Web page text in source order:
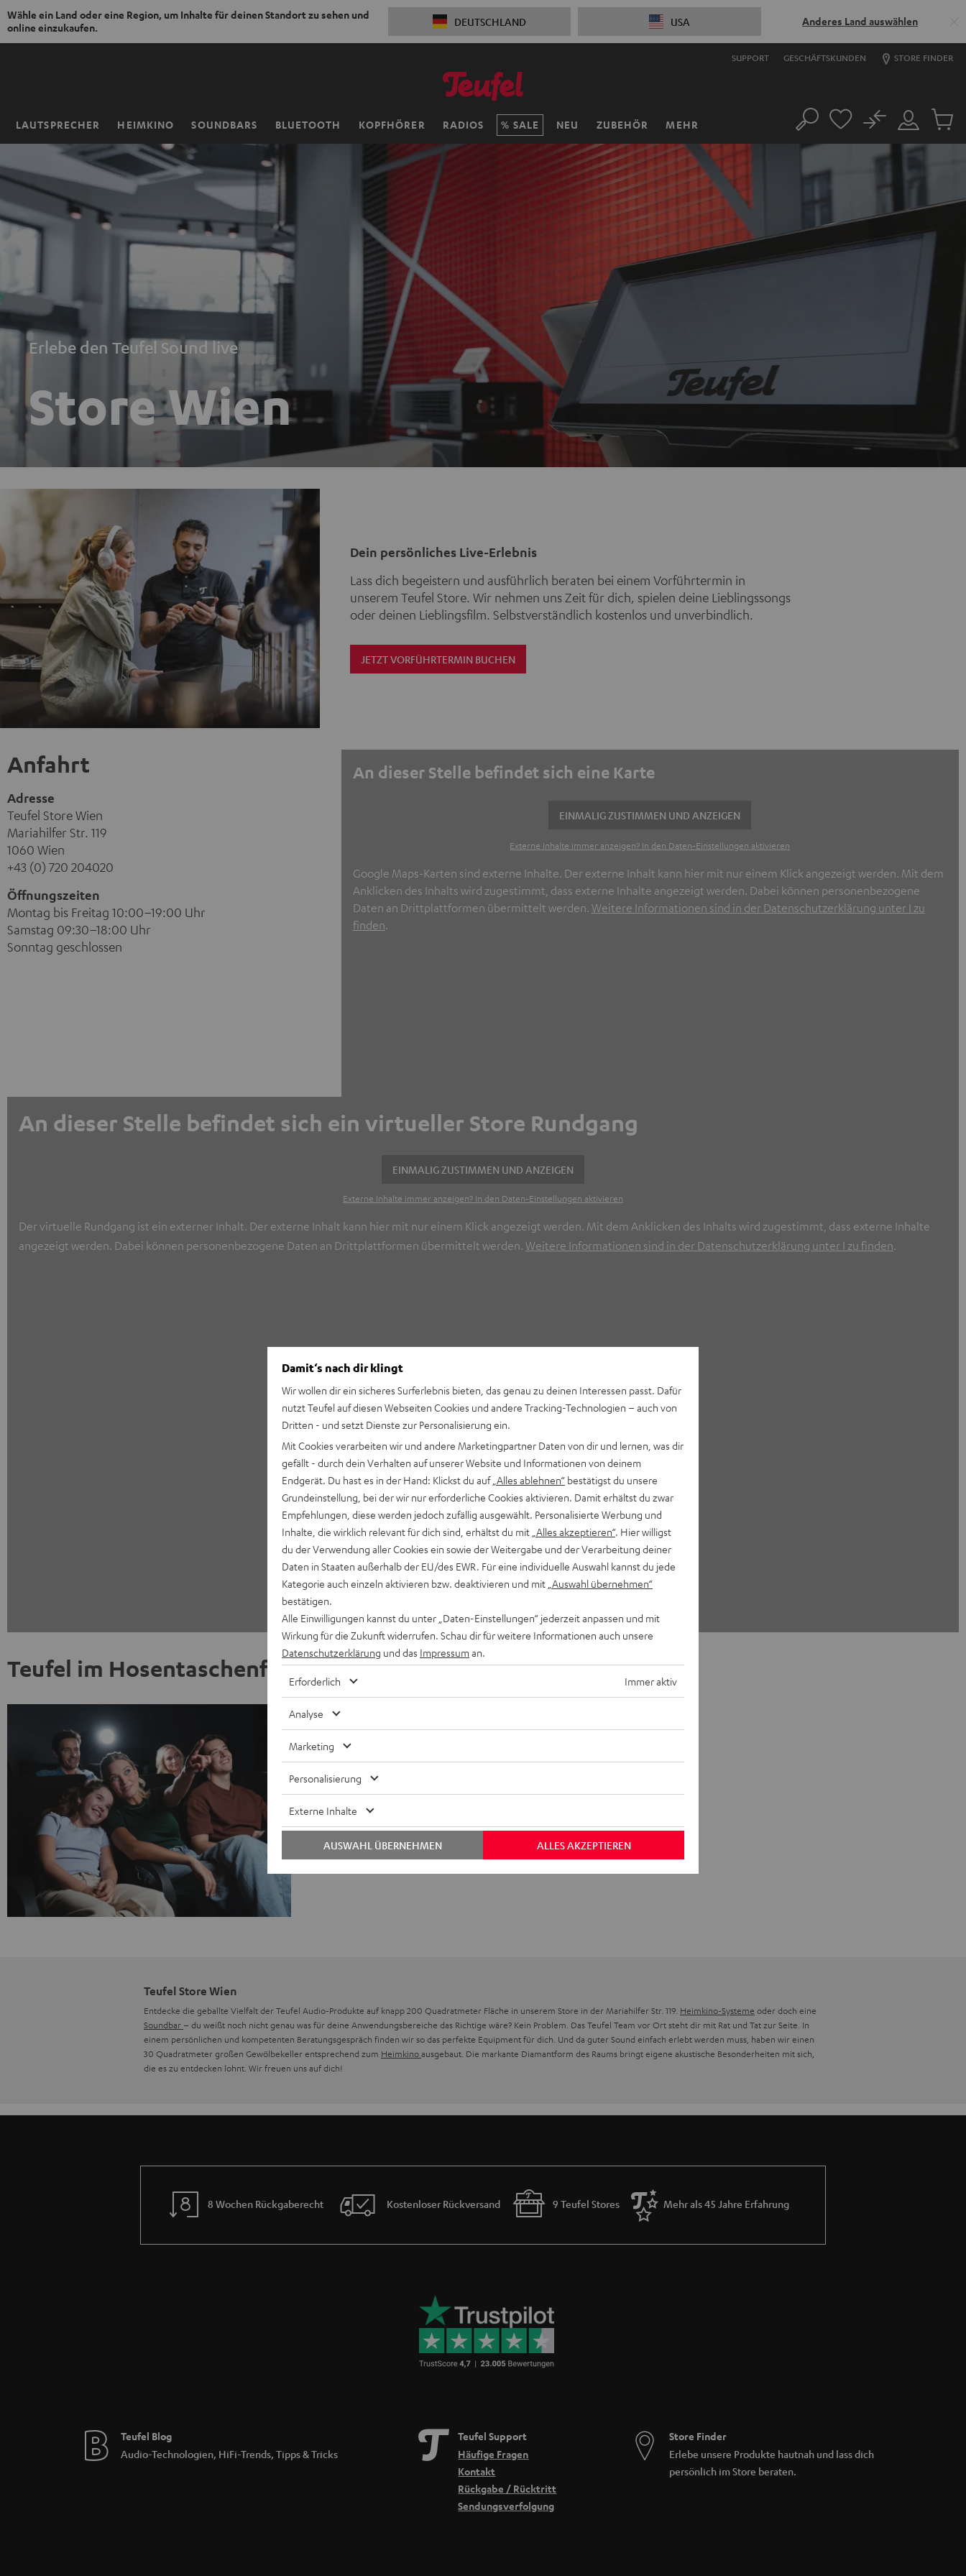
Wähle ein Land oder eine Region, um Inhalte für deinen Standort zu sehen und
online einzukaufen.
DEUTSCHLAND USA Anderes Land auswählen
ZUM
SUPPORT GESCHÄFTSKUNDEN STORE FINDER
LAUTSPRECHER HEIMKINO SOUNDBARS BLUETOOTH KOPFHÖRER RADIOS SALE NEU ZUBEHÖR MEHR
Startseite Suche
Mein
Konto
No
Artikel
Erlebe den Teufel Sound live
Store Wien
Dein persönliches Live-Erlebnis
Lass dich begeistern und ausführlich beraten bei einem Vorführtermin in
unserem Teufel Store. Wir nehmen uns Zeit für dich, spielen deine Lieblingssongs
oder deinen Lieblingsfilm. Selbstverständlich kostenlos und unverbindlich.
JETZT VORFÜHRTERMIN BUCHEN
Anfahrt
Adresse
Teufel Store Wien
Mariahilfer Str. 119
1060 Wien
+43 (0) 720 204020
Öffnungszeiten
Montag bis Freitag 10:00–19:00 Uhr
Samstag 09:30–18:00 Uhr
Sonntag geschlossen
An dieser Stelle befindet sich eine Karte
EINMALIG ZUSTIMMEN UND ANZEIGEN
Externe Inhalte immer anzeigen? In den Daten‑Einstellungen aktivieren
Google Maps-Karten sind externe Inhalte. Der externe Inhalt kann hier mit nur einem Klick angezeigt werden. Mit dem
Anklicken des Inhalts wird zugestimmt, dass externe Inhalte angezeigt werden. Dabei können personenbezogene
Daten an Drittplattformen übermittelt werden. Weitere Informationen sind in der Datenschutzerklärung unter I zu
finden.
An dieser Stelle befindet sich ein virtueller Store Rundgang
EINMALIG ZUSTIMMEN UND ANZEIGEN
Externe Inhalte immer anzeigen? In den Daten‑Einstellungen aktivieren
Der virtuelle Rundgang ist ein externer Inhalt. Der externe Inhalt kann hier mit nur einem Klick angezeigt werden. Mit dem Anklicken des Inhalts wird zugestimmt, dass externe Inhalte
angezeigt werden. Dabei können personenbezogene Daten an Drittplattformen übermittelt werden. Weitere Informationen sind in der Datenschutzerklärung unter I zu finden.
Teufel im Hosentaschenformat
Verkaufsoffener Sonntag, außergewöhnliche Aktionen oder
spezielle Angebote – wir halten dich immer auf dem Laufenden.
Zur Facebook Fan-Page
Teufel Store Wien
Entdecke die geballte Vielfalt der Teufel Audio-Produkte auf knapp 200 Quadratmeter Fläche in unserem Store in der Mariahilfer Str. 119. Heimkino-Systeme oder doch eine
Soundbar – du weißt noch nicht genau was für deine Anwendungsbereiche das Richtige wäre? Kein Problem. Das Teufel Team vor Ort steht dir mit Rat und Tat zur Seite. In
einem persönlichen und kompetenten Beratungsgespräch finden wir so das perfekte Equipment für dich. Und da guter Sound einfach erlebt werden muss, haben wir einen
30 Quadratmeter großen Gewölbekeller entsprechend zum Heimkinoausgebaut. Die markante Diamantform des Raums bringt eigene akustische Besonderheiten mit sich,
die es zu entdecken lohnt. Wir freuen uns auf dich!
8 Wochen Rückgaberecht Kostenloser Rückversand 9 Teufel Stores Mehr als 45 Jahre Erfahrung
Teufel Blog
Audio-Technologien, HiFi-Trends, Tipps & Tricks
Teufel Support
Häufige Fragen
Kontakt
Rückgabe / Rücktritt
Sendungsverfolgung
Store Finder
Erlebe unsere Produkte hautnah und lass dich
persönlich im Store beraten.
Damit‘s nach dir klingt
Wir wollen dir ein sicheres Surferlebnis bieten, das genau zu deinen Interessen passt. Dafür
nutzt Teufel auf diesen Webseiten Cookies und andere Tracking-Technologien – auch von
Dritten - und setzt Dienste zur Personalisierung ein.
Mit Cookies verarbeiten wir und andere Marketingpartner Daten von dir und lernen, was dir
gefällt - durch dein Verhalten auf unserer Website und Informationen von deinem
Endgerät. Du hast es in der Hand: Klickst du auf „Alles ablehnen“ bestätigst du unsere
Grundeinstellung, bei der wir nur erforderliche Cookies aktivieren. Damit erhältst du zwar
Empfehlungen, diese werden jedoch zufällig ausgewählt. Personalisierte Werbung und
Inhalte, die wirklich relevant für dich sind, erhältst du mit „Alles akzeptieren“. Hier willigst
du der Verwendung aller Cookies ein sowie der Weitergabe und der Verarbeitung deiner
Daten in Staaten außerhalb der EU/des EWR. Für eine individuelle Auswahl kannst du jede
Kategorie auch einzeln aktivieren bzw. deaktivieren und mit „Auswahl übernehmen“
bestätigen.
Alle Einwilligungen kannst du unter „Daten-Einstellungen“ jederzeit anpassen und mit
Wirkung für die Zukunft widerrufen. Schau dir für weitere Informationen auch unsere
Datenschutzerklärung und das Impressum an.
Erforderlich Immer aktiv
Analyse
Marketing
Personalisierung
Externe Inhalte
ALLES AKZEPTIEREN
AUSWAHL ÜBERNEHMEN